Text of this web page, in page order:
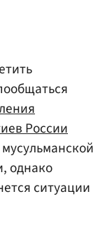
России
однако
ситуации